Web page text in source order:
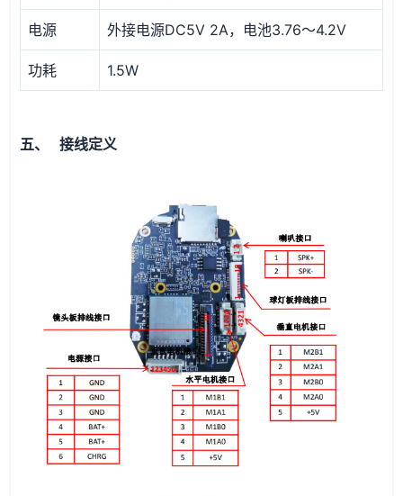
电源 外接电源DC5V 2A，电池3.76～4.2V
功耗 1.5W
五、 接线定义